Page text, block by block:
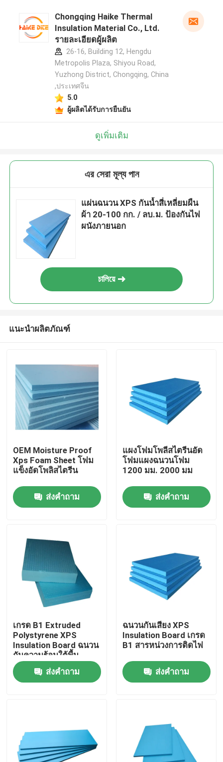
บ้าน
เกี่ยวกับเรา
ผลิตภัณฑ์
วัสดุฉนวนความร้อน
ฉนวนใยแก้วกันความร้อน
แผงแซนวิชโพลียูรีเทน
Chongqing Haike Thermal
Insulation Material Co., Ltd.
รายละเอียดผู้ผลิต
26-16, Building 12, Hengdu
Metropolis Plaza, Shiyou Road,
Yuzhong District, Chongqing, China
,ประเทศจีน
5.0
ผู้ผลิตได้รับการยืนยัน
ดูเพิ่มเติม
এর সেরা মূল্য পান
แผ่นฉนวน XPS กันน้ำสี่เหลี่ยมผืน
ผ้า 20-100 กก. / ลบ.ม. ป้องกันไฟ
ผนังภายนอก
চালিয়ে
แนะนำผลิตภัณฑ์
OEM Moisture Proof
Xps Foam Sheet โฟม
แข็งอัดโพลิสไตรีน
ส่งคำถาม
แผงโฟมโพลีสไตรีนอัด
โฟมแผงฉนวนโฟม
1200 มม. 2000 มม
ส่งคำถาม
เกรด B1 Extruded
Polystyrene XPS
Insulation Board ฉนวน
กันความร้อนใต้พื้น
ส่งคำถาม
ฉนวนกันเสียง XPS
Insulation Board เกรด
B1 สารหน่วงการติดไฟ
ส่งคำถาม